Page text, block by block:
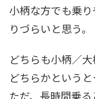
小柄な方でも乗
りづらいと思う。
どちらも小柄／
どちらかという
ただ、長時間乗